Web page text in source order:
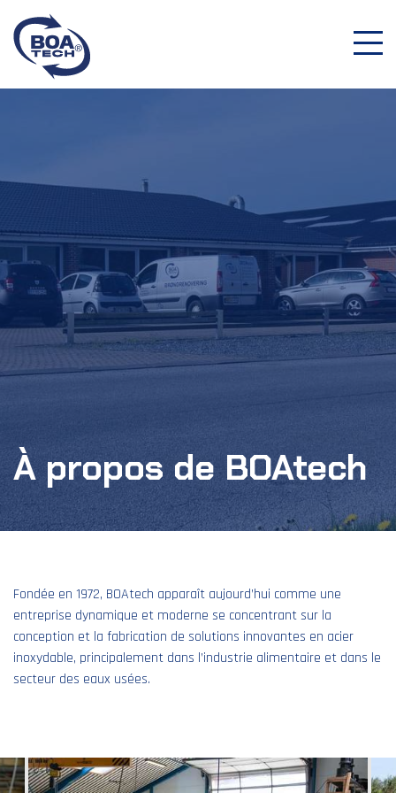
À propos de BOAtech
Fondée en 1972, BOAtech apparaît aujourd’hui comme une
entreprise dynamique et moderne se concentrant sur la
conception et la fabrication de solutions innovantes en acier
inoxydable, principalement dans l’industrie alimentaire et dans le
secteur des eaux usées.